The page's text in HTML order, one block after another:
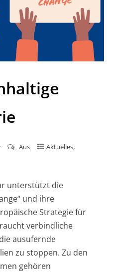
Aus Aktuelles,
unterstützt die
und ihre
Strategie für
verbindliche
ausufernde
zu stoppen. Zu den
gehören